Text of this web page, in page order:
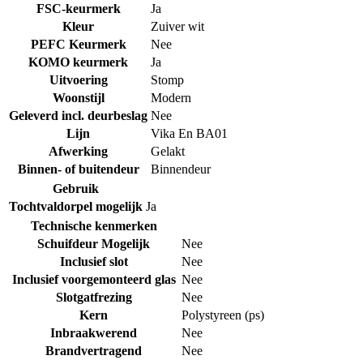
FSC-keurmerk
Ja
Kleur
Zuiver wit
PEFC Keurmerk
Nee
KOMO keurmerk
Ja
Uitvoering
Stomp
Woonstijl
Modern
Geleverd incl. deurbeslag Nee
Lijn
Vika En BA01
Afwerking
Gelakt
Binnen- of buitendeur
Binnendeur
Gebruik
Tochtvaldorpel mogelijk Ja
Technische kenmerken
Schuifdeur Mogelijk
Nee
Inclusief slot
Nee
Inclusief voorgemonteerd glas Nee
Slotgatfrezing
Nee
Kern
Polystyreen (ps)
Inbraakwerend
Nee
Brandvertragend
Nee